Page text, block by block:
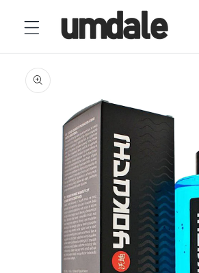
directamente
al contenido
a la
información